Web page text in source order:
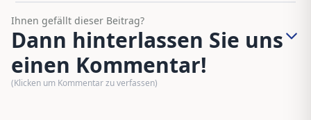
Ihnen gefällt dieser Beitrag?
Dann hinterlassen Sie uns
einen Kommentar!
(Klicken um Kommentar zu verfassen)